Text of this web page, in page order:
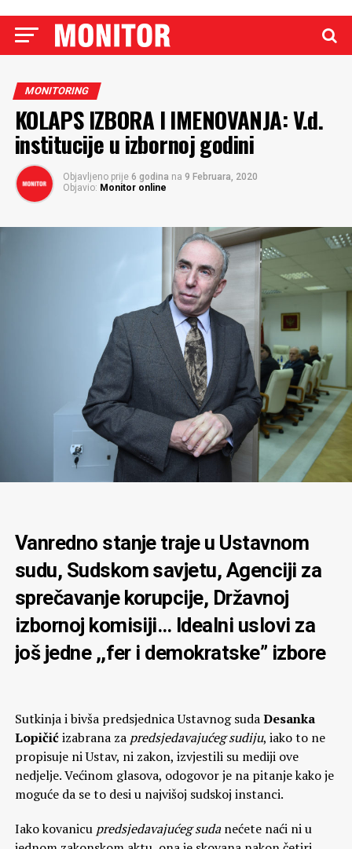
MONITORING
KOLAPS IZBORA I IMENOVANJA: V.d.
institucije u izbornoj godini
Objavljeno prije 6 godina na 9 Februara, 2020
Objavio: Monitor online
Vanredno stanje traje u Ustavnom
sudu, Sudskom savjetu, Agenciji za
sprečavanje korupcije, Državnoj
izbornoj komisiji… Idealni uslovi za
još jedne ,,fer i demokratske” izbore
Sutkinja i bivša predsjednica Ustavnog sudaDesanka
Lopičićizabrana za predsjedavajućeg sudiju, iako to ne
propisuje ni Ustav, ni zakon, izvjestili su mediji ove
nedjelje. Većinom glasova, odogovor je na pitanje kako je
moguće da se to desi u najvišoj sudskoj instanci.
Iako kovanicu predsjedavajućeg sudanećete naći ni u